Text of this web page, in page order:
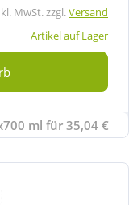
MwSt. zzgl.Versand
Artikel auf Lager
ml für 35,04 €